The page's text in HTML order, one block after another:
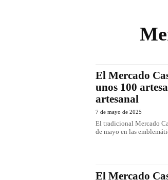
El Mercado
unos 100
artesanal
7 de mayo de 2025
El tradicional Mercado
de mayo en las
El Mercado